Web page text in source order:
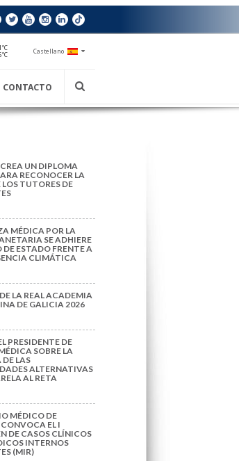
Castellano
CONTACTO
UN DIPLOMA
RECONOCER LA
LOS TUTORES DE
MÉDICA POR LA
SE ADHIERE
ESTADO FRENTE A
CLIMÁTICA
LA REAL ACADEMIA
DE GALICIA 2026
PRESIDENTE DE
SOBRE LA
DE LAS
ALTERNATIVAS
AL RETA
MÉDICO DE
CONVOCA EL I
DE CASOS CLÍNICOS
INTERNOS
(MIR)